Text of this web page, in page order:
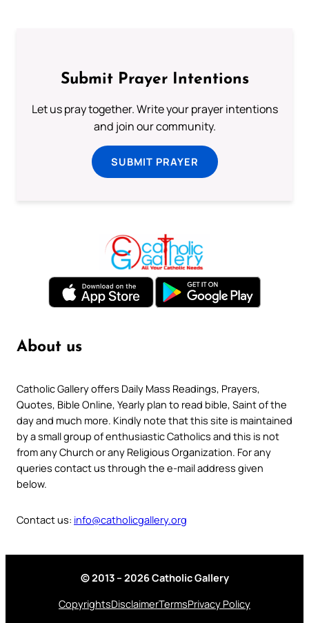
Submit Prayer Intentions
Let us pray together. Write your prayer intentions
and join our community.
SUBMIT PRAYER
About us
Catholic Gallery offers Daily Mass Readings, Prayers,
Quotes, Bible Online, Yearly plan to read bible, Saint of the
day and much more. Kindly note that this site is maintained
by a small group of enthusiastic Catholics and this is not
from any Church or any Religious Organization. For any
queries contact us through the e-mail address given
below.
Contact us: info@catholicgallery.org
© 2013 – 2026 Catholic Gallery
CopyrightsDisclaimerTermsPrivacy Policy